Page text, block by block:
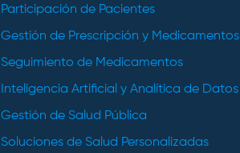
Participación de Pacientes
Gestión de Prescripción y Medicamentos
Seguimiento de Medicamentos
Inteligencia Artificial y Analítica de Datos
Gestión de Salud Pública
Soluciones de Salud Personalizadas